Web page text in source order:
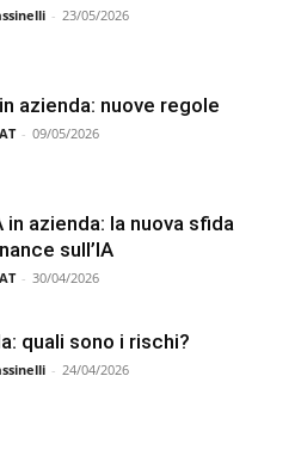
- 23/05/2026
azienda: nuove regole
- 09/05/2026
in azienda: la nuova sfida
sull’IA
- 30/04/2026
quali sono i rischi?
- 24/04/2026